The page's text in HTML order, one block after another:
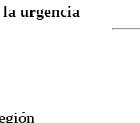
urgencia